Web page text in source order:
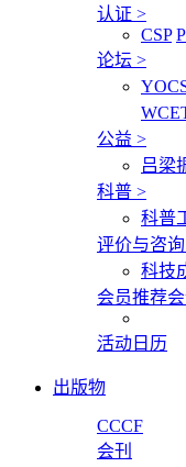
认证 >
CSP
论坛 >
公益 >
吕梁
科普 >
科普
评价与咨询
科技
会员推荐
活动日历
出版物
CCCF
会刊